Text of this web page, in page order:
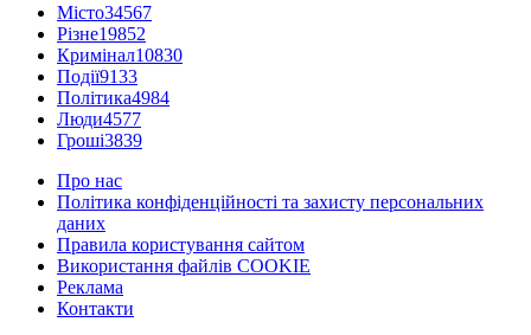
Місто34567
Різне19852
Кримінал10830
Події9133
Політика4984
Люди4577
Гроші3839
Про нас
Політика конфіденційності та захисту персональних
даних
Правила користування сайтом
Використання файлів COOKIE
Реклама
Контакти